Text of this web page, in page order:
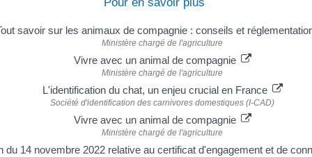
savoir sur les animaux de compagnie : conseils et
Ministère chargé de l'agriculture
Vivre avec un animal de compagnie
Ministère chargé de l'agriculture
L'identification du chat, un enjeu crucial en France
Société d'identification des carnivores domestiques (I-CAD)
Vivre avec un animal de compagnie
Ministère chargé de l'agriculture
du 14 novembre 2022 relative au certificat d'engagement et de